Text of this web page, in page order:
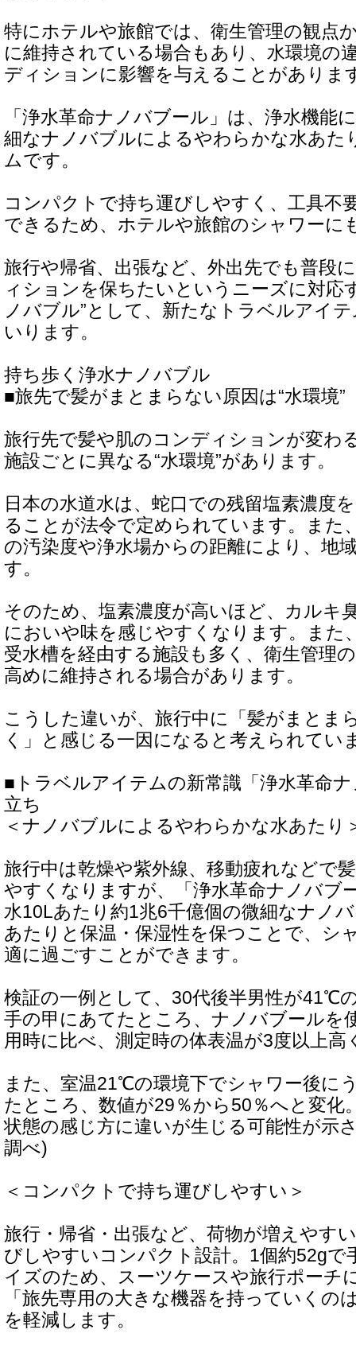
特にホテルや旅館では、衛生管理の観点
に維持されている場合もあり、水環境の
ディションに影響を与えることがありま
「浄水革命ナノバブール」は、浄水機能
細なナノバブルによるやわらかな水あた
ムです。
コンパクトで持ち運びしやすく、工具不
できるため、ホテルや旅館のシャワーに
旅行や帰省、出張など、外出先でも普段
ィションを保ちたいというニーズに対応
ノバブル”として、新たなトラベルアイ
いります。
持ち歩く浄水ナノバブル
■旅先で髪がまとまらない原因は“水環境”
旅行先で髪や肌のコンディションが変わ
施設ごとに異なる“水環境”があります。
日本の水道水は、蛇口での残留塩素濃度
ることが法令で定められています。また
の汚染度や浄水場からの距離により、地
す。
そのため、塩素濃度が高いほど、カルキ
においや味を感じやすくなります。また
受水槽を経由する施設も多く、衛生管理
高めに維持される場合があります。
こうした違いが、旅行中に「髪がまとま
く」と感じる一因になると考えられてい
■トラベルアイテムの新常識「浄水革命
立ち
＜ナノバブルによるやわらかな水あたり
旅行中は乾燥や紫外線、移動疲れなどで
やすくなりますが、「浄水革命ナノバブ
水10Lあたり約1兆6千億個の微細なナノ
あたりと保温・保湿性を保つことで、シ
適に過ごすことができます。
検証の一例として、30代後半男性が41℃
手の甲にあてたところ、ナノバブールを
用時に比べ、測定時の体表温が3度以上
また、室温21℃の環境下でシャワー後に
たところ、数値が29％から50％へと変化
状態の感じ方に違いが生じる可能性が示
調べ)
＜コンパクトで持ち運びしやすい＞
旅行・帰省・出張など、荷物が増えやす
びしやすいコンパクト設計。1個約52gで
イズのため、スーツケースや旅行ポーチ
「旅先専用の大きな機器を持っていくの
を軽減します。